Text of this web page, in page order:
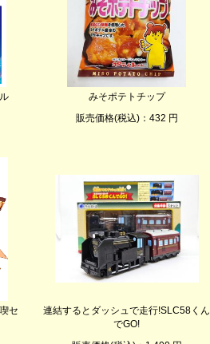
みそポテトチップ
販売価格(税込)：432 円
セ
連結するとダッシュで走行!SLC58くん
でGO!